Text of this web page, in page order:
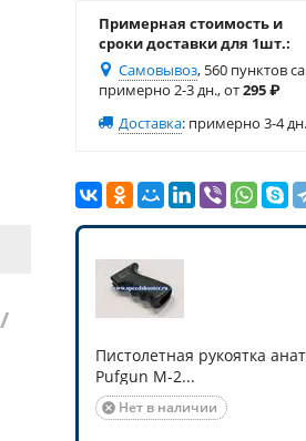
Примерная стоимость и
сроки доставки для 1шт.:
Самовывоз, 560 пунктов
примерно 2-3 дн., от295₽
Доставка: примерно 3-4
Пистолетная рукоятка
Pufgun М-2...
Нет в наличии
